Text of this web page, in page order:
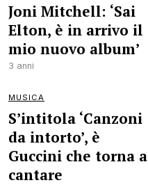
Joni Mitchell: ‘Sai
Elton, è in arrivo il
mio nuovo album’
3 anni
MUSICA
S’intitola ‘Canzoni
da intorto’, è
Guccini che torna a
cantare